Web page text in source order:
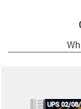
UPS 02/